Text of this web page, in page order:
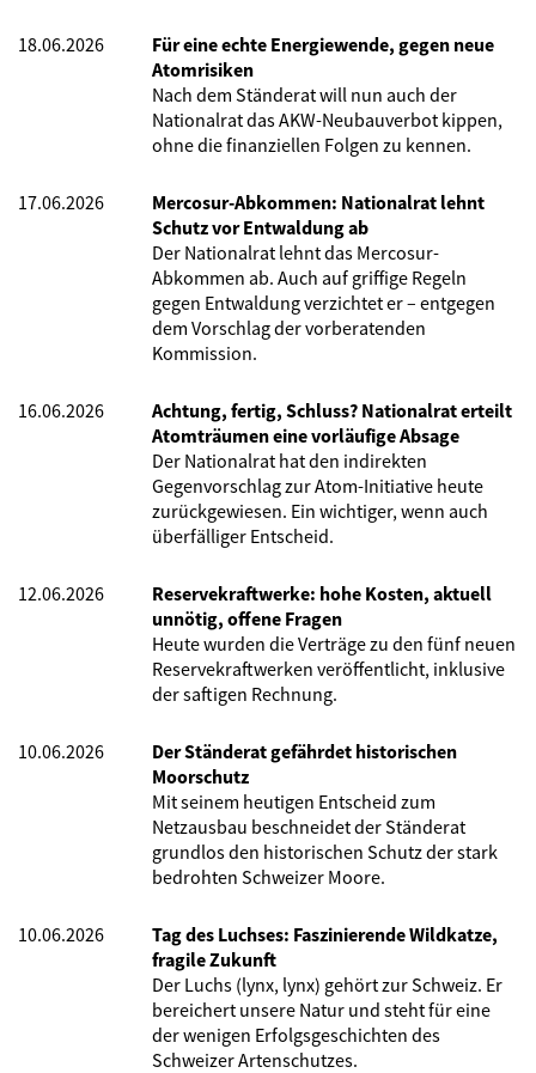
18.06.2026
Für eine echte Energiewende, gegen neue
Atomrisiken
Nach dem Ständerat will nun auch der
Nationalrat das AKW-Neubauverbot kippen,
ohne die finanziellen Folgen zu kennen.
17.06.2026
Mercosur-Abkommen: Nationalrat lehnt
Schutz vor Entwaldung ab
Der Nationalrat lehnt das Mercosur-
Abkommen ab. Auch auf griffige Regeln
gegen Entwaldung verzichtet er – entgegen
dem Vorschlag der vorberatenden
Kommission.
16.06.2026
Achtung, fertig, Schluss? Nationalrat erteilt
Atomträumen eine vorläufige Absage
Der Nationalrat hat den indirekten
Gegenvorschlag zur Atom-Initiative heute
zurückgewiesen. Ein wichtiger, wenn auch
überfälliger Entscheid.
12.06.2026
Reservekraftwerke: hohe Kosten, aktuell
unnötig, offene Fragen
Heute wurden die Verträge zu den fünf neuen
Reservekraftwerken veröffentlicht, inklusive
der saftigen Rechnung.
10.06.2026
Der Ständerat gefährdet historischen
Moorschutz
Mit seinem heutigen Entscheid zum
Netzausbau beschneidet der Ständerat
grundlos den historischen Schutz der stark
bedrohten Schweizer Moore.
10.06.2026
Tag des Luchses: Faszinierende Wildkatze,
fragile Zukunft
Der Luchs (lynx, lynx) gehört zur Schweiz. Er
bereichert unsere Natur und steht für eine
der wenigen Erfolgsgeschichten des
Schweizer Artenschutzes.